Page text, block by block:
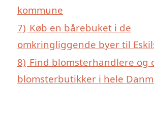
kommune
7) Køb en bårebuket i de
omkringliggende byer til
8) Find blomsterhandlere og
blomsterbutikker i hele